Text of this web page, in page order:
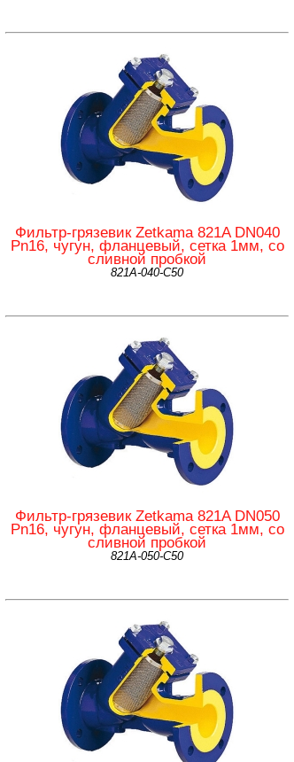
Фильтр-грязевик Zetkama 821A DN040
Pn16, чугун, фланцевый, сетка 1мм, со
сливной пробкой
821А-040-С50
Фильтр-грязевик Zetkama 821A DN050
Pn16, чугун, фланцевый, сетка 1мм, со
сливной пробкой
821А-050-С50